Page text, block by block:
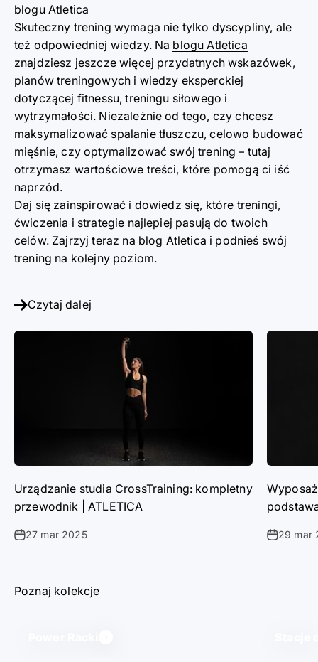
blogu Atletica
Skuteczny trening wymaga nie tylko dyscypliny, ale
też odpowiedniej wiedzy. Na blogu Atletica
znajdziesz jeszcze więcej przydatnych wskazówek,
planów treningowych i wiedzy eksperckiej
dotyczącej fitnessu, treningu siłowego i
wytrzymałości. Niezależnie od tego, czy chcesz
maksymalizować spalanie tłuszczu, celowo budować
mięśnie, czy optymalizować swój trening – tutaj
otrzymasz wartościowe treści, które pomogą ci iść
naprzód.
Daj się zainspirować i dowiedz się, które treningi,
ćwiczenia i strategie najlepiej pasują do twoich
celów. Zajrzyj teraz na blog Atletica i podnieś swój
trening na kolejny poziom.
Czytaj dalej
Urządzanie studia CrossTraining: kompletny
przewodnik | ATLETICA
27 mar 2025 29 mar
Poznaj kolekcje